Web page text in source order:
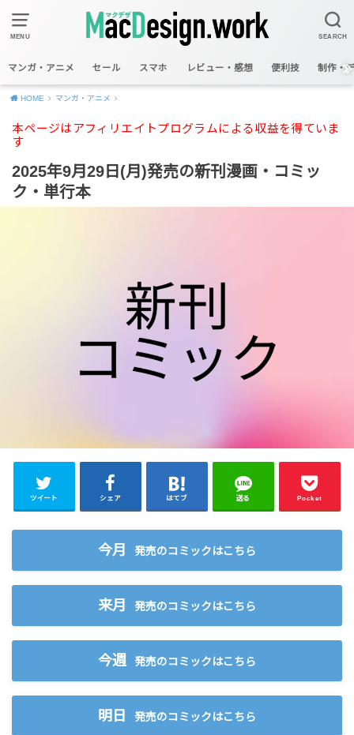
MENU SEARCH
マンガ・アニメ セール スマホ レビュー・感想 便利技 制作・
HOME マンガ・アニメ
本ページはアフィリエイトプログラムによる収益を得ていま
す
2025年9月29日(月)発売の新刊漫画・コミッ
ク・単行本
ツイート シェア はてブ 送る Pocket
今月 発売のコミックはこちら
来月 発売のコミックはこちら
今週 発売のコミックはこちら
明日 発売のコミックはこちら